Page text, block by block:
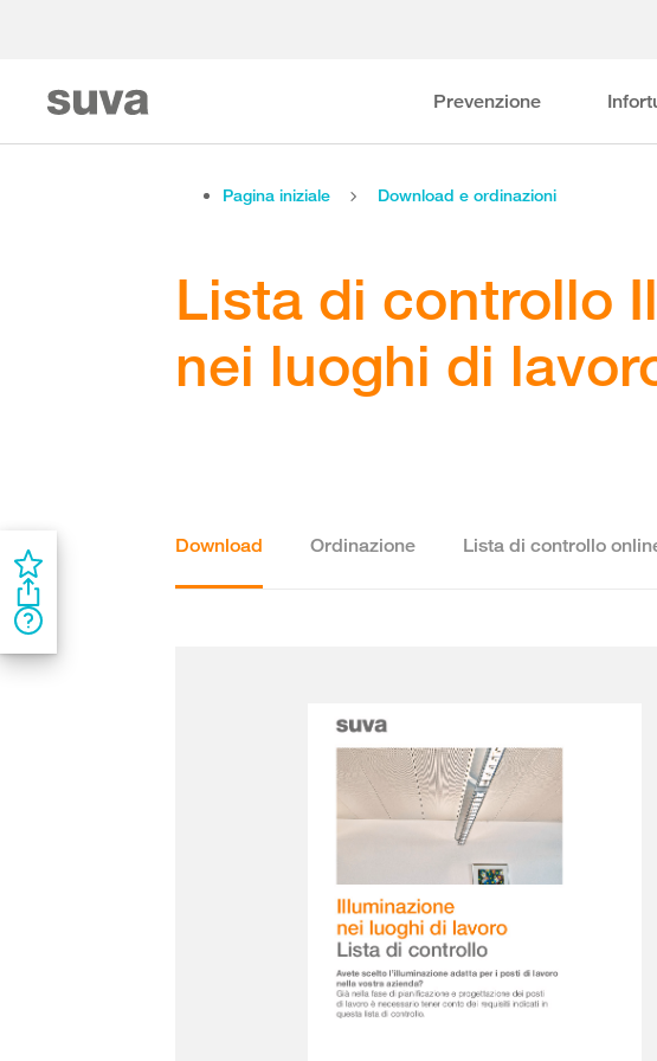
Prevenzione
Pagina iniziale Download e ordinazioni
Lista di controllo
nei luoghi di
Download Ordinazione Lista di controllo